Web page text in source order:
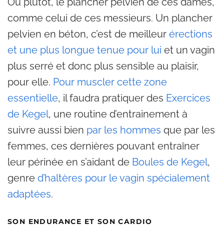
comme celui de ces messieurs. Un plancher
pelvien en béton, c’est de meilleur érections
et une plus longue tenue pour lui et un vagin
plus serré et donc plus sensible au plaisir,
pour elle. Pour muscler cette zone
essentielle, il faudra pratiquer des Exercices
de Kegel, une routine d’entrainement à
suivre aussi bien par les hommes que par les
femmes, ces dernières pouvant entraîner
leur périnée en s’aidant de Boules de Kegel,
genre d’haltères pour le vagin spécialement
adaptées.
SON ENDURANCE ET SON CARDIO